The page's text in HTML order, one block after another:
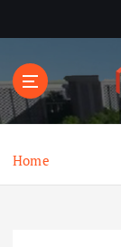
t
o
Home